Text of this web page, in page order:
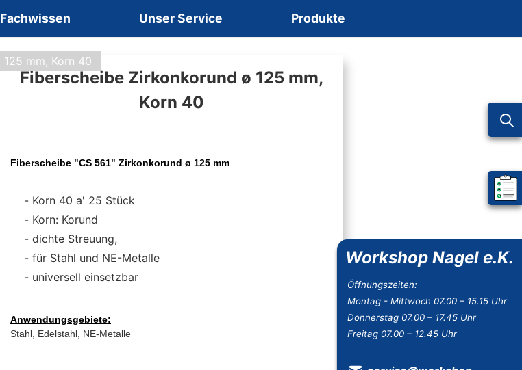
Fachwissen Unser Service Produkte
mm, Korn 40
Mein
Workshop Nagel e.K.
Öffnungszeiten:
Montag - Mittwoch 07.00 – 15.15 Uhr
Donnerstag 07.00 – 17.45 Uhr
Freitag 07.00 – 12.45 Uhr
Fiberscheibe Zirkonkorund ø 125 mm,
Korn 40
Fiberscheibe "CS 561" Zirkonkorund ø 125 mm
Korn 40 a' 25 Stück
Korn: Korund
dichte Streuung,
für Stahl und NE-Metalle
universell einsetzbar
Anwendungsgebiete:
Stahl, Edelstahl, NE-Metalle